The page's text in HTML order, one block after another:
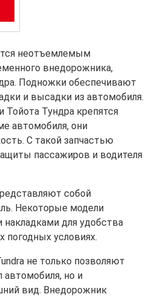
неотъемлемым
внедорожника,
Подножки обеспечивают
и высадки из автомобиля.
Тойота Тундра крепятся
автомобиля, они
С такой запчастью
пассажиров и водителя
собой
Некоторые модели
для удобства
погодных условиях.
не только позволяют
но и
вид. Внедорожник